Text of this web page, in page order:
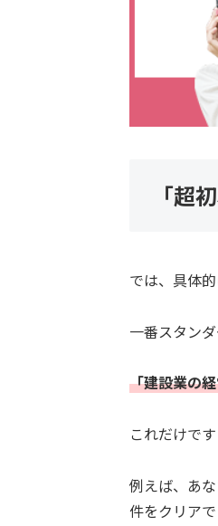
「超
では、具体
一番スタン
「建設業の
これだけです
例えば、あ
件をクリア